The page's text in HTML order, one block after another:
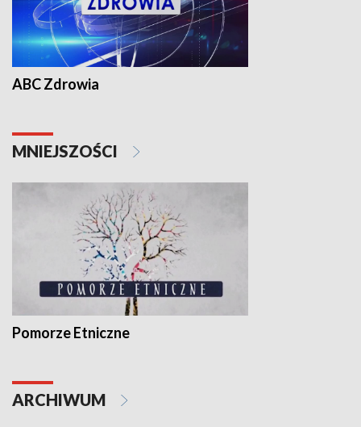
ABC Zdrowia
MNIEJSZOŚCI
Pomorze Etniczne
ARCHIWUM